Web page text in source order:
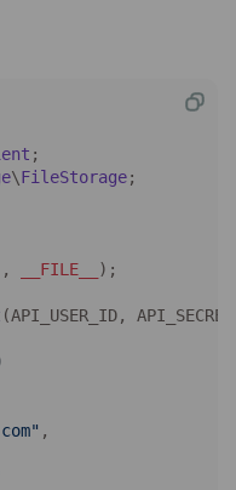
\FileStorage;
, __FILE__ );
(API_USER_ID,
,